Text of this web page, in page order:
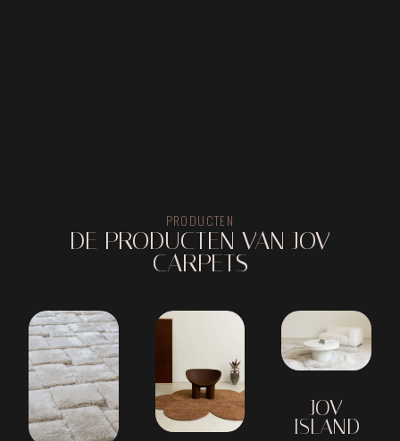
PRODUCTEN
DE PRODUCTEN VAN JOV
CARPETS
JOV
ISLAND